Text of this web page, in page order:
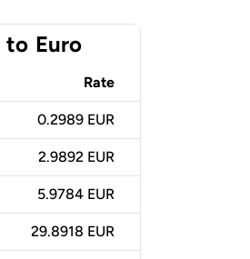
to Euro
Rate
0.2989 EUR
2.9892 EUR
5.9784 EUR
29.8918 EUR